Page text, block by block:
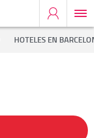
HOTELES EN